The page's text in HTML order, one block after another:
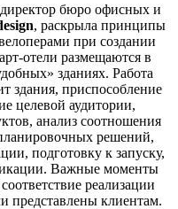
бюро офисных и
, раскрыла принципы
при создании
отели размещаются в
зданиях. Работа
здания, приспособление
целевой аудитории,
анализ соотношения
решений,
подготовку к запуску,
Важные моменты
реализации
представлены клиентам.